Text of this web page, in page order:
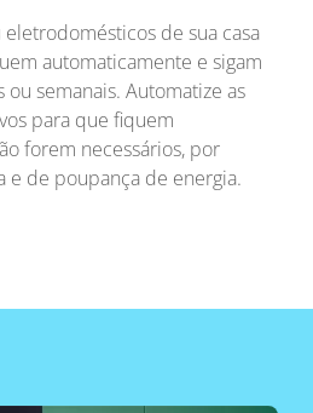
eletrodomésticos de sua casa
automaticamente e sigam
ou semanais. Automatize as
para que fiquem
forem necessários, por
e de poupança de energia.